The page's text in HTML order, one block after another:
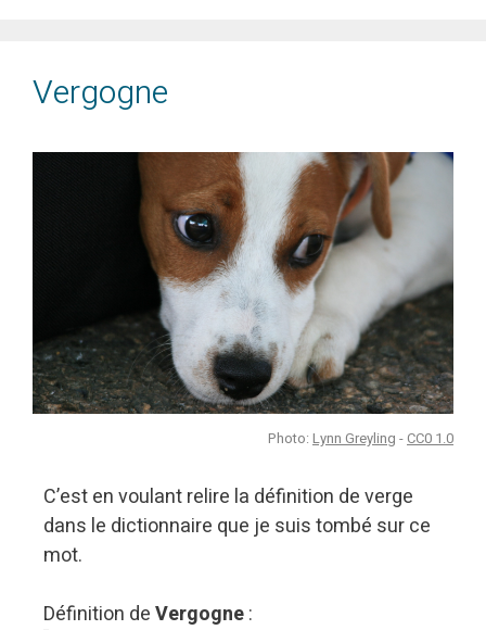
Vergogne
Photo: Lynn Greyling - CC0 1.0
C’est en voulant relire la définition de verge
dans le dictionnaire que je suis tombé sur ce
mot.
Définition deVergogne: